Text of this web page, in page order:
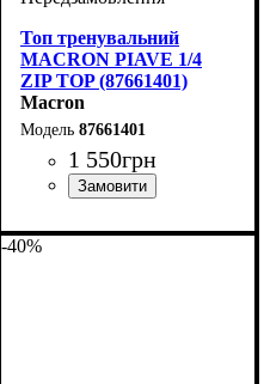
Топ тренувальний
MACRON PIAVE 1/4
ZIP TOP (87661401)
Macron
87661401
1 550грн
-40%